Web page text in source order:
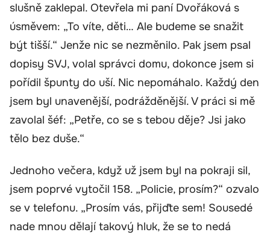
slušně zaklepal. Otevřela mi paní Dvořáková s
úsměvem: „To víte, děti… Ale budeme se snažit
být tišší.“ Jenže nic se nezměnilo. Pak jsem psal
dopisy SVJ, volal správci domu, dokonce jsem si
pořídil špunty do uší. Nic nepomáhalo. Každý den
jsem byl unavenější, podrážděnější. V práci si mě
zavolal šéf: „Petře, co se s tebou děje? Jsi jako
tělo bez duše.“
Jednoho večera, když už jsem byl na pokraji sil,
jsem poprvé vytočil 158. „Policie, prosím?“ ozvalo
se v telefonu. „Prosím vás, přijďte sem! Sousedé
nade mnou dělají takový hluk, že se to nedá